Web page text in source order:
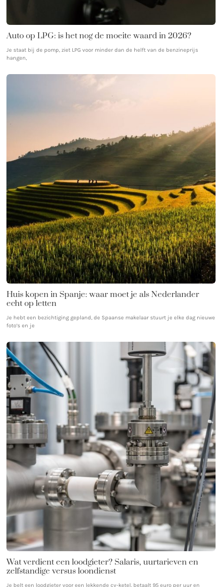
Auto op LPG: is het nog de moeite waard in 2026?
Je staat bij de pomp, ziet LPG voor minder dan de helft van de benzineprijs
hangen,
Huis kopen in Spanje: waar moet je als Nederlander
echt op letten
Je hebt een bezichtiging gepland, de Spaanse makelaar stuurt je elke dag nieuwe
foto’s en je
Wat verdient een loodgieter? Salaris, uurtarieven en
zelfstandige versus loondienst
Je belt een loodgieter voor een lekkende cv-ketel, betaalt 95 euro per uur en